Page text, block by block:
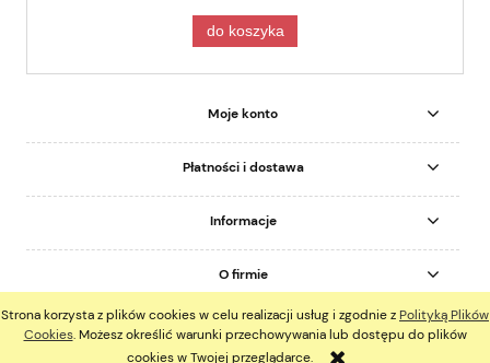
Strona korzysta z plików cookies w celu realizacji usług i zgodnie z Polityką Plików
Cookies. Możesz określić warunki przechowywania lub dostępu do plików
cookies w Twojej przeglądarce.
do koszyka
Moje konto
Płatności i dostawa
Informacje
O firmie
pokaż pełną wersję strony